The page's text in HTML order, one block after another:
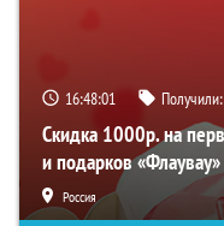
16:48:00 Получили:
Скидка 1000р. на
и подарков «Флаувау»
Россия